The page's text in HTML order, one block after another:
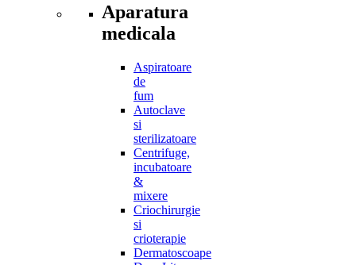
Aparatura
medicala
Aspiratoare
de
fum
Autoclave
si
sterilizatoare
Centrifuge,
incubatoare
&
mixere
Criochirurgie
si
crioterapie
Dermatoscoape